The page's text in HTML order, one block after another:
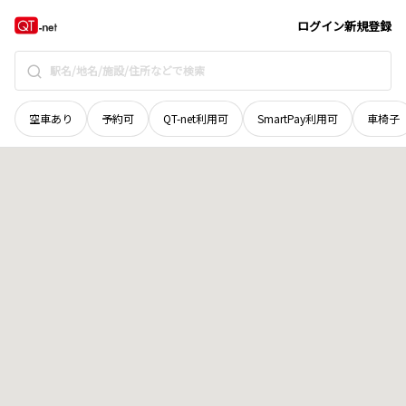
ログイン新規登録
空車あり 予約可 QT-net利用可 SmartPay利用可 車椅子
岩手県